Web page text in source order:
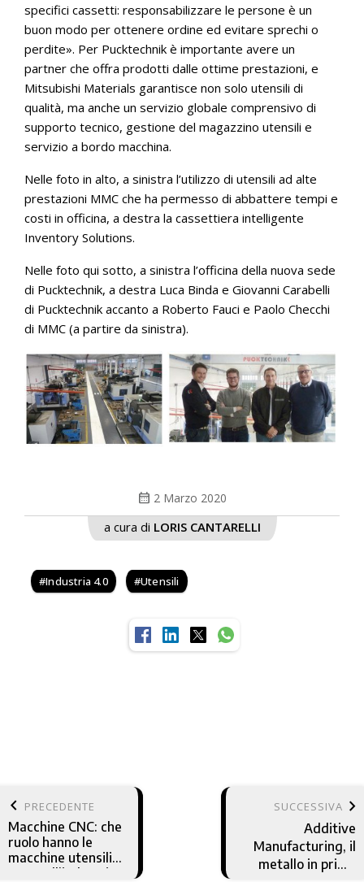
specifici cassetti: responsabilizzare le persone è un
buon modo per ottenere ordine ed evitare sprechi o
perdite». Per Pucktechnik è importante avere un
partner che offra prodotti dalle ottime prestazioni, e
Mitsubishi Materials garantisce non solo utensili di
qualità, ma anche un servizio globale comprensivo di
supporto tecnico, gestione del magazzino utensili e
servizio a bordo macchina.
Nelle foto in alto, a sinistra l’utilizzo di utensili ad alte
prestazioni MMC che ha permesso di abbattere tempi e
costi in officina, a destra la cassettiera intelligente
Inventory Solutions.
Nelle foto qui sotto, a sinistra l’officina della nuova sede
di Pucktechnik, a destra Luca Binda e Giovanni Carabelli
di Pucktechnik accanto a Roberto Fauci e Paolo Checchi
di MMC (a partire da sinistra).
calendar_month 2 Marzo 2020
a cura di LORIS CANTARELLI
Industria 4.0 Utensili
keyboard_arrow_left PRECEDENTE
Macchine CNC: che
ruolo hanno le
macchine utensili
CNC nell’industria
SUCCESSIVA keyboard_arrow_right
Additive
Manufacturing, il
metallo in prima